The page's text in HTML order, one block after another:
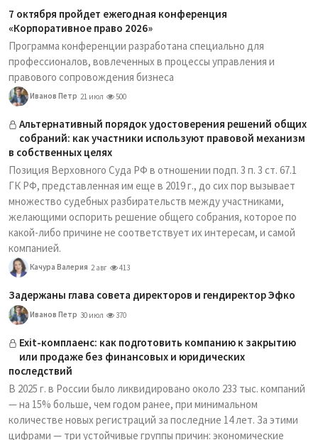
7 октября пройдет ежегодная конференция
«Корпоративное право 2026»
Программа конференции разработана специально для
профессионалов, вовлеченных в процессы управления и
правового сопровождения бизнеса
Иванов Петр 21 июл 500
Альтернативный порядок удостоверения решений общих
собраний: как участники используют правовой механизм
в собственных целях
Позиция Верховного Суда РФ в отношении подп. 3 п. 3 ст. 67.1
ГК РФ, представленная им еще в 2019 г., до сих пор вызывает
множество судебных разбирательств между участниками,
желающими оспорить решение общего собрания, которое по
какой-либо причине не соответствует их интересам, и самой
компанией.
Качура Валерия 2 авг 413
Задержаны глава совета директоров и гендиректор Эфко
Иванов Петр 30 июл 370
Exit-комплаенс: как подготовить компанию к закрытию
или продаже без финансовых и юридических
последствий
В 2025 г. в России было ликвидировано около 233 тыс. компаний
— на 15% больше, чем годом ранее, при минимальном
количестве новых регистраций за последние 14 лет. За этими
цифрами — три устойчивые группы причин: экономические